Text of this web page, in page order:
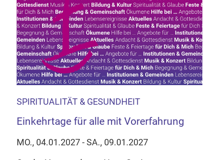
SPIRITUALITÄT & GESUNDHEIT
Einkehrtage für alle mit Vorerfahrung
MO., 04.01.2027 - SA., 09.01.2027